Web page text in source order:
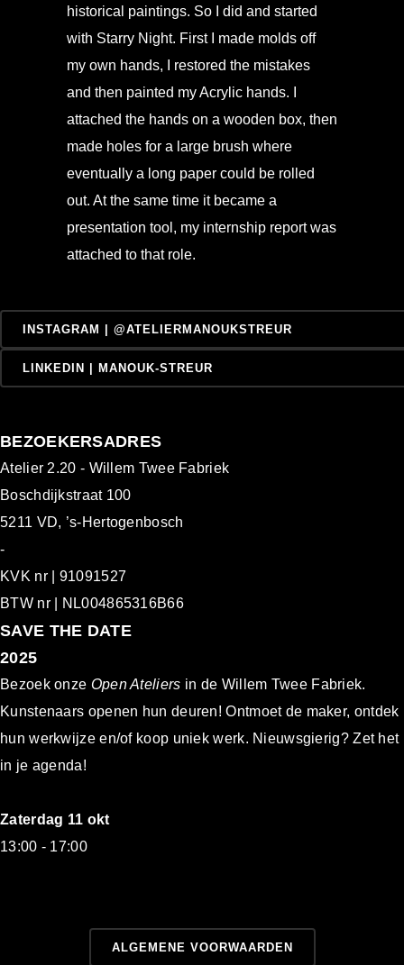
historical paintings. So I did and started
with Starry Night. First I made molds off
my own hands, I restored the mistakes
and then painted my Acrylic hands. I
attached the hands on a wooden box, then
made holes for a large brush where
eventually a long paper could be rolled
out. At the same time it became a
presentation tool, my internship report was
attached to that role.
INSTAGRAM | @ATELIERMANOUKSTREUR
LINKEDIN | MANOUK-STREUR
BEZOEKERSADRES
Atelier 2.20 - Willem Twee Fabriek
Boschdijkstraat 100
5211 VD, ’s-Hertogenbosch
-
KVK nr | 91091527
BTW nr | NL004865316B66
SAVE THE DATE
2025
Bezoek onze Open Ateliers in de Willem Twee Fabriek.
Kunstenaars openen hun deuren! Ontmoet de maker, ontdek
hun werkwijze en/of koop uniek werk. Nieuwsgierig? Zet het
in je agenda!
Zaterdag 11 okt
13:00 - 17:00
ALGEMEN E VOORWAARDEN